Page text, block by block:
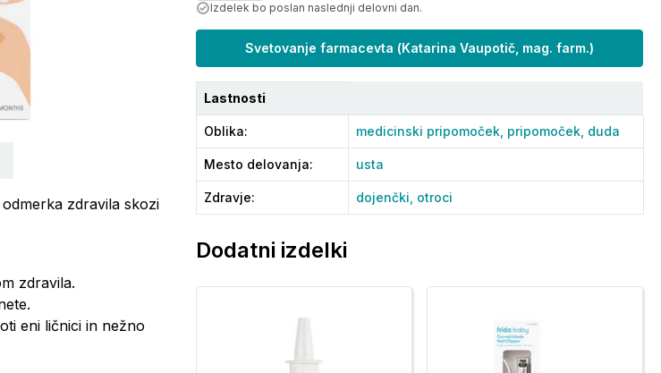
zdravila skozi
zdravila.
eni ličnici in nežno
Izdelek bo poslan naslednji delovni dan.
Svetovanje farmacevta (Katarina Vaupotič, mag. farm.)
Lastnosti
Oblika: medicinski pripomoček, pripomoček, duda
Mesto delovanja: usta
Zdravje: dojenčki, otroci
Dodatni izdelki